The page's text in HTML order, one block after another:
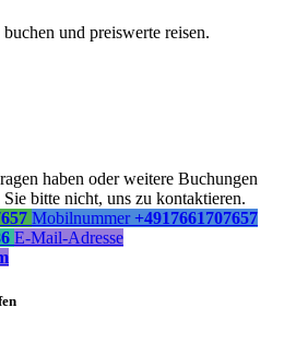
und preiswerte reisen.
haben oder weitere Buchungen
bitte nicht, uns zu kontaktieren.
Mobilnummer +4917661707657
E-Mail-Adresse